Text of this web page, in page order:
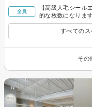
全員
【高級人毛シー
的な枚数になりま
すべてのス
その